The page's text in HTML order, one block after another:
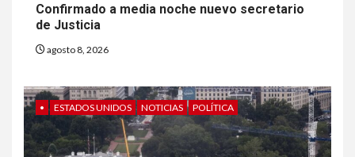
Confirmado a media noche nuevo secretario
de Justicia
agosto 8, 2026
• ESTADOS UNIDOS NOTICIAS POLÍTICA
7
• ESTADOS UNIDOS
HOGAR Y SALUD
NOTICIAS